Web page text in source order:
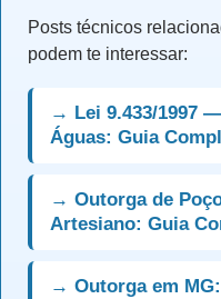
Posts técnicos
podem te interessar:
→ Lei 9.433/1997
Águas: Guia
→ Outorga de
Artesiano: Guia
→ Outorga em